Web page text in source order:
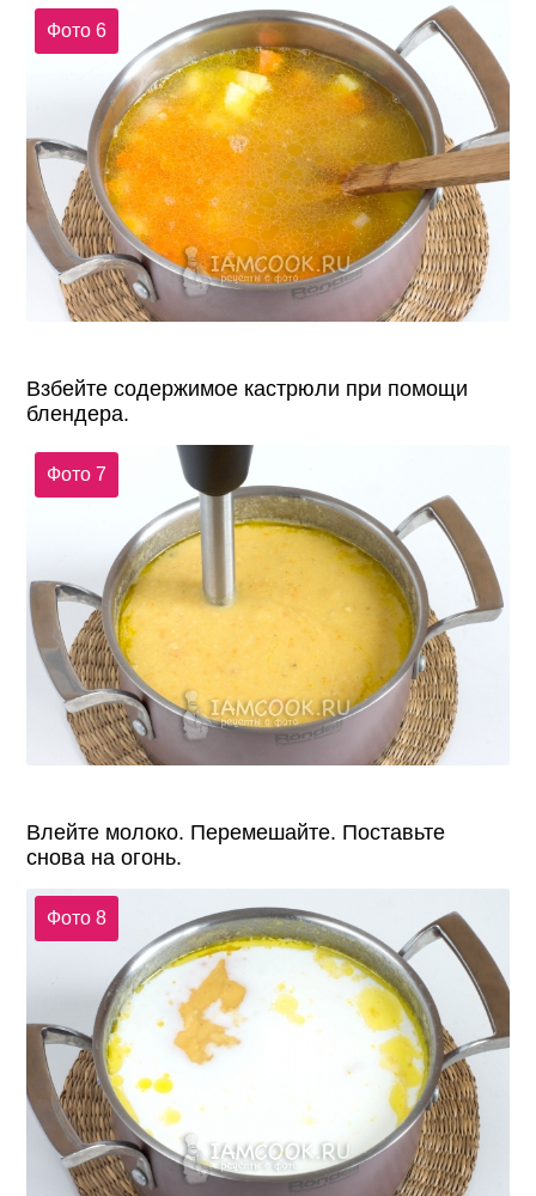
Фото 6
Взбейте содержимое кастрюли при помощи
блендера.
Фото 7
Влейте молоко. Перемешайте. Поставьте
снова на огонь.
Фото 8